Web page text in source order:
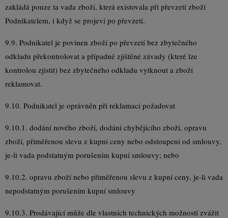
zakládá pouze ta vada zboží, která existovala při převzetí zboží
Podnikatelem, i když se projeví po převzetí.
9.9. Podnikatel je povinen zboží po převzetí bez zbytečného
odkladu překontrolovat a případné zjištěné závady (které lze
kontrolou zjistit) bez zbytečného odkladu vytknout a zboží
reklamovat.
9.10. Podnikatel je oprávněn při reklamaci požadovat
9.10.1. dodání nového zboží, dodání chybějícího zboží, opravu
zboží, přiměřenou slevu z kupní ceny nebo odstoupení od smlouvy,
je-li vada podstatným porušením kupní smlouvy; nebo
9.10.2. opravu zboží nebo přiměřenou slevu z kupní ceny, je-li vada
nepodstatným porušením kupní smlouvy
9.10.3. Prodávající může dle vlastních technických možností zvážit